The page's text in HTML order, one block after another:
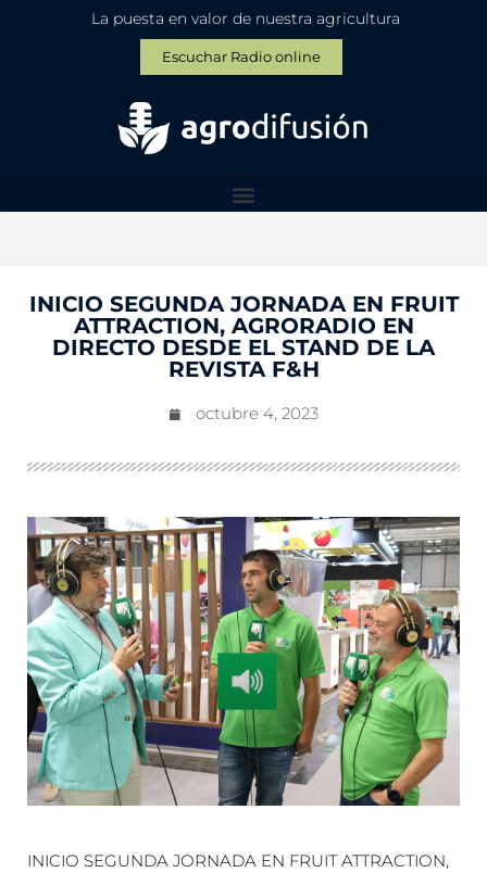
La puesta en valor de nuestra agricultura
Escuchar Radio online
INICIO SEGUNDA JORNADA EN FRUIT
ATTRACTION, AGRORADIO EN
DIRECTO DESDE EL STAND DE LA
REVISTA F&H
octubre 4, 2023
INICIO SEGUNDA JORNADA EN FRUIT ATTRACTION,